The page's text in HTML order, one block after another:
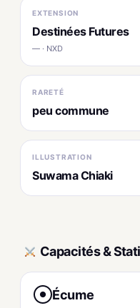
EXTENSION
Destinées Futures
— · NXD
RARETÉ
peu commune
ILLUSTRATION
Suwama Chiaki
Capacités &
● Écume